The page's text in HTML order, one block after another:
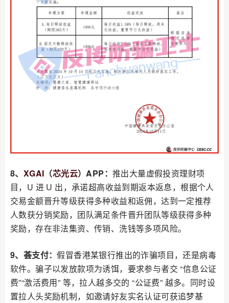
8、 XGAI （芯光云）APP：推出大量虚假投资理财项
目，U 进 U 出，承诺超高收益到期返本返息，根据个人
交易金额晋升等级获得多种收益和返佣，达到一定推荐
人数获分销奖励，团队满足条件晋升团队等级获得多种
奖励，存在非法集资、传销、洗钱等多项风险。
9、荟支付：假冒香港某银行推出的诈骗项目，还是病毒
软件。骗子以发放款项为诱饵，要求参与者交 “信息公证
费”“激活费用” 等，拉人越多交的 “公证费” 越多。同时设
置拉人头奖励机制，如邀请好友实名认证可获追梦基